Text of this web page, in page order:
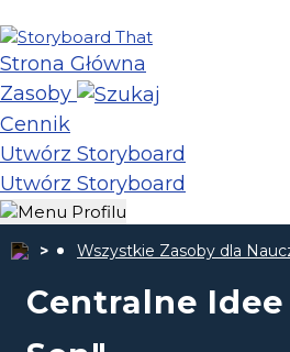
Strona Główna
Zasoby
Cennik
Utwórz Storyboard
Utwórz Storyboard
Wszystkie Zasoby dla
Centralne